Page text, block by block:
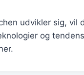
udvikler sig,
og